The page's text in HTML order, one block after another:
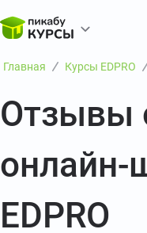
Главная Курсы EDPRO
Отзывы
EDPRO